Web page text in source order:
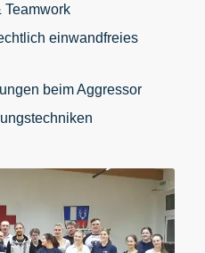
Teamwork
einwandfreies
beim Aggressor